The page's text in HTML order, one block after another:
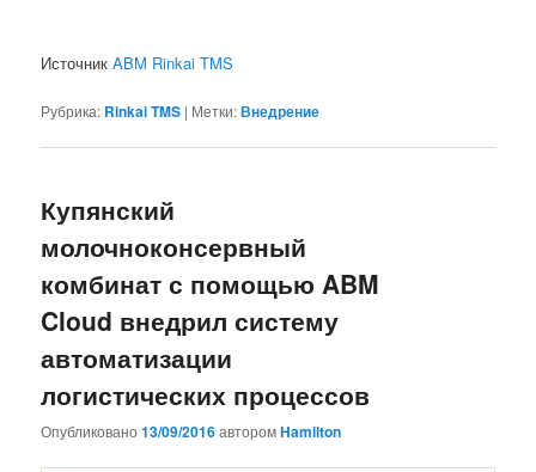
ИсточникABM Rinkai TMS
Рубрика: Rinkai TMS | Метки:Внедрение
Купянский
молочноконсервный
комбинат с помощью ABM
Cloud внедрил систему
автоматизации
логистических процессов
Опубликовано13/09/2016авторомHamilton